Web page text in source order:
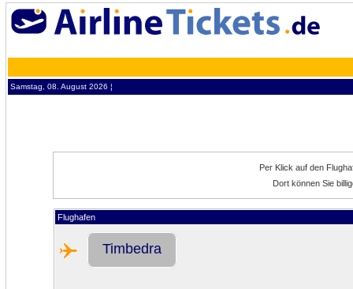
Samstag, 08. August 2026 ¦
Per Klick auf den
Dort können Sie
Flughafen
Timbedra